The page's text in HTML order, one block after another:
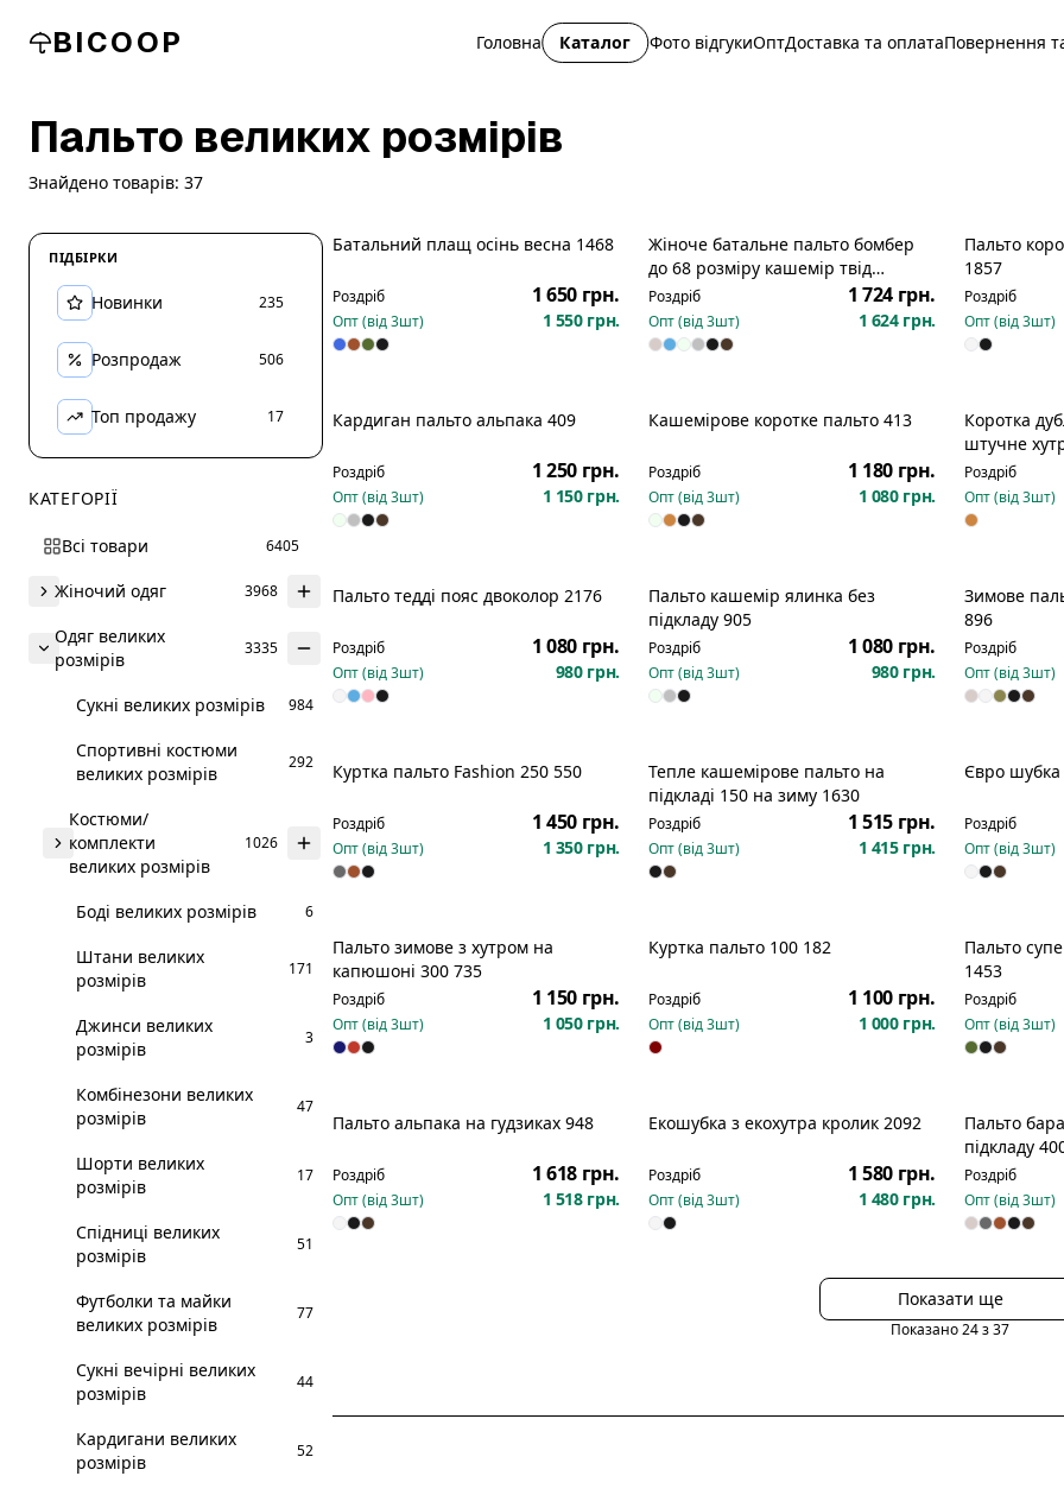
BICOOP Головна Каталог Фото відгукиОптДоставка та оплатаПовернення
Пальто великих розмірів
Знайдено товарів: 37
ПІДБІРКИ
Новинки 235
Розпродаж 506
Топ продажу 17
КАТЕГОРІЇ
Всі товари 6405
Жіночий одяг 3968
Одяг великих
розмірів
3335
Сукні великих розмірів 984
Спортивні костюми
великих розмірів
292
Костюми/
комплекти
великих розмірів
1026
Боді великих розмірів 6
Штани великих
розмірів
171
Джинси великих
розмірів
3
Комбінезони великих
розмірів
47
Шорти великих
розмірів
17
Спідниці великих
розмірів
51
Футболки та майки
великих розмірів
77
Сукні вечірні великих
розмірів
44
Кардигани великих
розмірів
52
Батальний плащ осінь весна 1468
Роздріб 1 650 грн.
Опт (від3шт) 1 550 грн.
Жіноче батальне пальто бомбер
до 68 розміру кашемір твід
діагональ комір стійка кармани
2566
Роздріб 1 724 грн.
Опт (від3шт) 1 624 грн.
Пальто
1857
Роздріб
Опт (від3шт)
Кардиган пальто альпака 409
Роздріб 1 250 грн.
Опт (від3шт) 1 150 грн.
Кашемірове коротке пальто 413
Роздріб 1 180 грн.
Опт (від3шт) 1 080 грн.
Коротка
штучне
Роздріб
Опт (від3шт)
Пальто тедді пояс двоколор 2176
Роздріб 1 080 грн.
Опт (від3шт) 980 грн.
Пальто кашемір ялинка без
підкладу 905
Роздріб 1 080 грн.
Опт (від3шт) 980 грн.
Зимове
896
Роздріб
Опт (від3шт)
Куртка пальто Fashion 250 550
Роздріб 1 450 грн.
Опт (від3шт) 1 350 грн.
Тепле кашемірове пальто на
підкладі 150 на зиму 1630
Роздріб 1 515 грн.
Опт (від3шт) 1 415 грн.
Євро шубка
Роздріб
Опт (від3шт)
Пальто зимове з хутром на
капюшоні 300 735
Роздріб 1 150 грн.
Опт (від3шт) 1 050 грн.
Куртка пальто 100 182
Роздріб 1 100 грн.
Опт (від3шт) 1 000 грн.
Пальто
1453
Роздріб
Опт (від3шт)
Пальто альпака на гудзиках 948
Роздріб 1 618 грн.
Опт (від3шт) 1 518 грн.
Екошубка з екохутра кролик 2092
Роздріб 1 580 грн.
Опт (від3шт) 1 480 грн.
Пальто
підкладу
Роздріб
Опт (від3шт)
Показати ще
Показано24з37